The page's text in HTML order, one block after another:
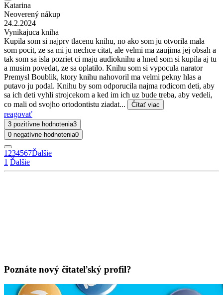
Katarina
Neoverený nákup
24.2.2024
Vynikajuca kniha
Kupila som si najprv tlacenu knihu, no ako som ju otvorila mala
som pocit, ze sa mi ju nechce citat, ale velmi ma zaujima jej obsah a
tak som sa isla pozriet ci maju audioknihu a hned som si kupila aj tu
a musim povedat, ze sa oplatilo. Knihu som si vypocula narator
Premysl Boublik, ktory knihu nahovoril ma velmi pekny hlas a
putavo ju podal. Knihu by som odporucila najma rodicom deti, aby
sa ich deti vyhli strojcekom a ked im ich uz bude treba, aby vedeli,
co mali od svojho ortodontistu ziadat...
Čítať viac
reagovať
3 pozitívne hodnotenia3
0 negatívne hodnotenia0
1 234567Ďalšie
1 Ďalšie
Poznáte nový čitateľský profil?